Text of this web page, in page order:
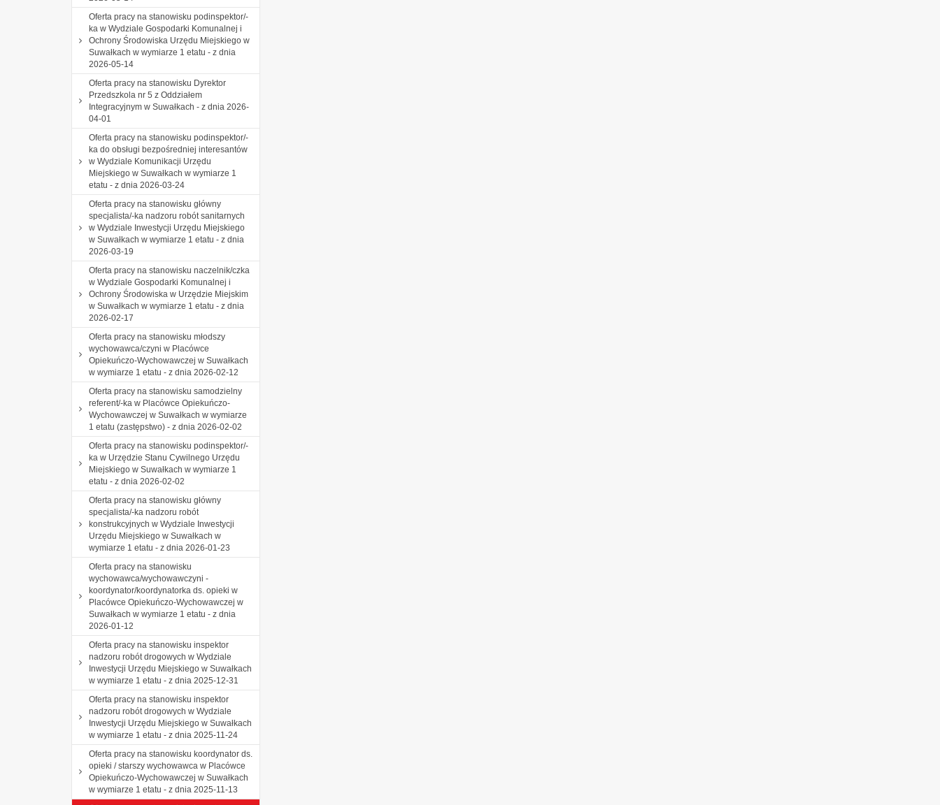
Oferta pracy na stanowisku podinspektor/-
ka w Wydziale Gospodarki Komunalnej i
Ochrony Środowiska Urzędu Miejskiego w
Suwałkach w wymiarze 1 etatu - z dnia
2026-05-14
Oferta pracy na stanowisku Dyrektor
Przedszkola nr 5 z Oddziałem
Integracyjnym w Suwałkach - z dnia 2026-
04-01
Oferta pracy na stanowisku podinspektor/-
ka do obsługi bezpośredniej interesantów
w Wydziale Komunikacji Urzędu
Miejskiego w Suwałkach w wymiarze 1
etatu - z dnia 2026-03-24
Oferta pracy na stanowisku główny
specjalista/-ka nadzoru robót sanitarnych
w Wydziale Inwestycji Urzędu Miejskiego
w Suwałkach w wymiarze 1 etatu - z dnia
2026-03-19
Oferta pracy na stanowisku naczelnik/czka
w Wydziale Gospodarki Komunalnej i
Ochrony Środowiska w Urzędzie Miejskim
w Suwałkach w wymiarze 1 etatu - z dnia
2026-02-17
Oferta pracy na stanowisku młodszy
wychowawca/czyni w Placówce
Opiekuńczo-Wychowawczej w Suwałkach
w wymiarze 1 etatu - z dnia 2026-02-12
Oferta pracy na stanowisku samodzielny
referent/-ka w Placówce Opiekuńczo-
Wychowawczej w Suwałkach w wymiarze
1 etatu (zastępstwo) - z dnia 2026-02-02
Oferta pracy na stanowisku podinspektor/-
ka w Urzędzie Stanu Cywilnego Urzędu
Miejskiego w Suwałkach w wymiarze 1
etatu - z dnia 2026-02-02
Oferta pracy na stanowisku główny
specjalista/-ka nadzoru robót
konstrukcyjnych w Wydziale Inwestycji
Urzędu Miejskiego w Suwałkach w
wymiarze 1 etatu - z dnia 2026-01-23
Oferta pracy na stanowisku
wychowawca/wychowawczyni -
koordynator/koordynatorka ds. opieki w
Placówce Opiekuńczo-Wychowawczej w
Suwałkach w wymiarze 1 etatu - z dnia
2026-01-12
Oferta pracy na stanowisku inspektor
nadzoru robót drogowych w Wydziale
Inwestycji Urzędu Miejskiego w Suwałkach
w wymiarze 1 etatu - z dnia 2025-12-31
Oferta pracy na stanowisku inspektor
nadzoru robót drogowych w Wydziale
Inwestycji Urzędu Miejskiego w Suwałkach
w wymiarze 1 etatu - z dnia 2025-11-24
Oferta pracy na stanowisku koordynator ds.
opieki / starszy wychowawca w Placówce
Opiekuńczo-Wychowawczej w Suwałkach
w wymiarze 1 etatu - z dnia 2025-11-13